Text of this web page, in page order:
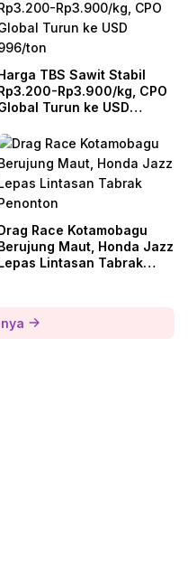
TBS Sawit Stabil
Rp3.900/kg, CPO
Turun ke USD
Race Kotamobagu
Maut, Honda Jazz
Lintasan Tabrak